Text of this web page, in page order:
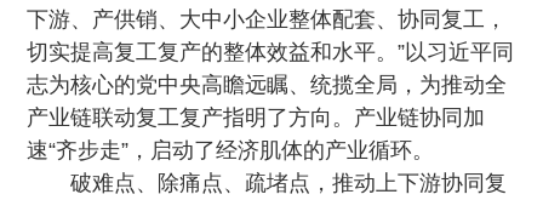
下游、产供销、大中小企业整体配套、协同复工，
切实提高复工复产的整体效益和水平。”以习近平同
志为核心的党中央高瞻远瞩、统揽全局，为推动全
产业链联动复工复产指明了方向。产业链协同加
速“齐步走”，启动了经济肌体的产业循环。
破难点、除痛点、疏堵点，推动上下游协同复